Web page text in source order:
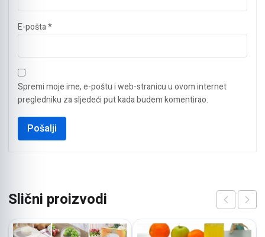
E-pošta*
Spremi moje ime, e-poštu i web-stranicu u ovom internet
pregledniku za sljedeći put kada budem komentirao.
Slični proizvodi